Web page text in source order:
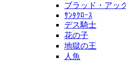
ブラッド・アッ
ｻﾝﾀｸﾛｰｽ
デス騎士
花の子
地獄の王
人魚